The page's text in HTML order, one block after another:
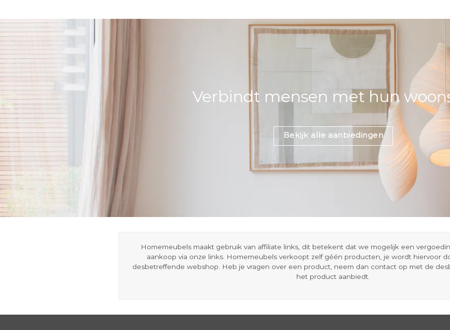
Verbindt mensen met hun
Bekijk alle aanbiedingen
Homemeubels maakt gebruik van affiliate links, dit betekent dat we mogelijk een
aankoop via onze links. Homemeubels verkoopt zelf géén producten, je wordt hiervoor
desbetreffende webshop. Heb je vragen over een product, neem dan contact op met de
het product aanbiedt.